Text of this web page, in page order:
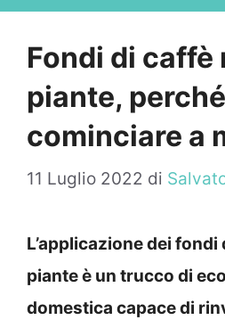
Fondi di caffè
piante,
cominciare a
11 Luglio 2022 di
L’applicazione dei
piante è un trucco di
domestica capace di